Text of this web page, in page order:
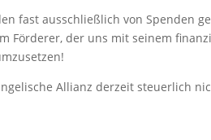
fast ausschließlich von Spenden
Förderer, der uns mit seinem
Allianz derzeit steuerlich